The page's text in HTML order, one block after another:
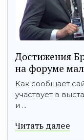
Достижения
на форуме
Как сообщает
участвует в
и ...
Читать далее